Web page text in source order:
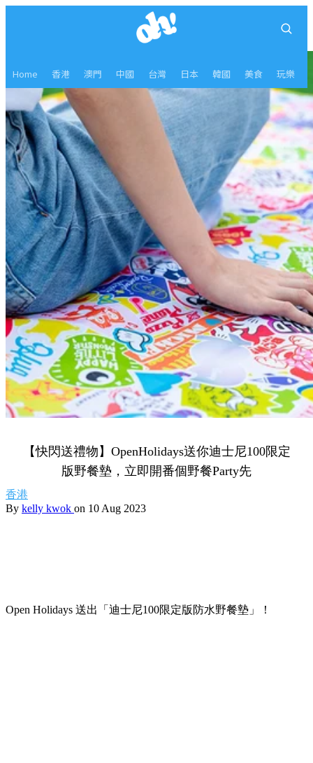
Home 香港 澳門 中國 台灣 日本 韓國 美食 玩樂
【快閃送禮物】OpenHolidays送你迪士尼100限定
版野餐墊，立即開番個野餐Party先
香港
By kelly kwok on 10 Aug 2023
Open Holidays 送出「迪士尼100限定版防水野餐墊」！